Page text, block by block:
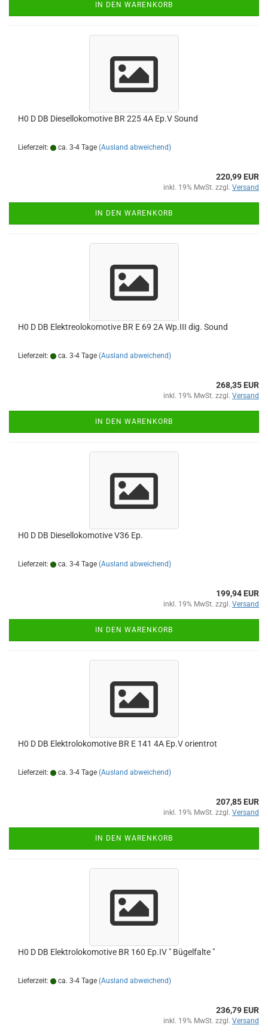
IN DEN WARENKORB
H0 D DB Diesellokomotive BR 225 4A Ep.V Sound
Lieferzeit: ca. 3-4 Tage (Ausland abweichend)
220,99 EUR
inkl. 19% MwSt. zzgl. Versand
IN DEN WARENKORB
H0 D DB Elektreolokomotive BR E 69 2A Wp.III dig. Sound
Lieferzeit: ca. 3-4 Tage (Ausland abweichend)
268,35 EUR
inkl. 19% MwSt. zzgl. Versand
IN DEN WARENKORB
H0 D DB Diesellokomotive V36 Ep.
Lieferzeit: ca. 3-4 Tage (Ausland abweichend)
199,94 EUR
inkl. 19% MwSt. zzgl. Versand
IN DEN WARENKORB
H0 D DB Elektrolokomotive BR E 141 4A Ep.V orientrot
Lieferzeit: ca. 3-4 Tage (Ausland abweichend)
207,85 EUR
inkl. 19% MwSt. zzgl. Versand
IN DEN WARENKORB
H0 D DB Elektrolokomotive BR 160 Ep.IV " Bügelfalte "
Lieferzeit: ca. 3-4 Tage (Ausland abweichend)
236,79 EUR
inkl. 19% MwSt. zzgl. Versand